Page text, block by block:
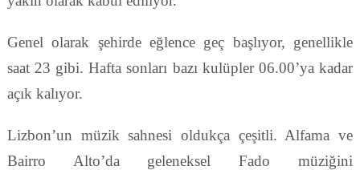
Genel olarak şehirde eğlence geç başlıyor, genellikle
saat 23 gibi. Hafta sonları bazı kulüpler 06.00’ya kadar
açık kalıyor.
Lizbon’un müzik sahnesi oldukça çeşitli. Alfama ve
Bairro Alto’da geleneksel Fado müziğini